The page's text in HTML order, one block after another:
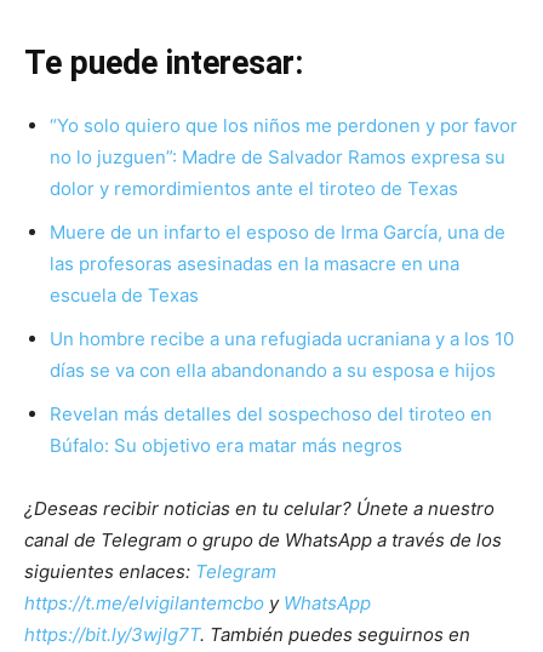
Te puede interesar:
“Yo solo quiero que los niños me perdonen y por favor
no lo juzguen”: Madre de Salvador Ramos expresa su
dolor y remordimientos ante el tiroteo de Texas
Muere de un infarto el esposo de Irma García, una de
las profesoras asesinadas en la masacre en una
escuela de Texas
Un hombre recibe a una refugiada ucraniana y a los 10
días se va con ella abandonando a su esposa e hijos
Revelan más detalles del sospechoso del tiroteo en
Búfalo: Su objetivo era matar más negros
¿Deseas recibir noticias en tu celular? Únete a nuestro
canal de Telegram o grupo de WhatsApp a través de los
siguientes enlaces: Telegram
https://t.me/elvigilantemcbo y WhatsApp
https://bit.ly/3wjIg7T. También puedes seguirnos en